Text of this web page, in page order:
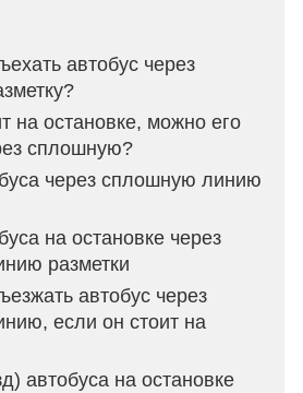
автобус через
на остановке, можно его
сплошную?
через сплошную линию
на остановке через
разметки
автобус через
если он стоит на
автобуса на остановке